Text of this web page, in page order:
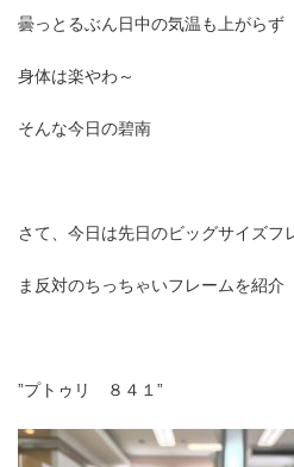
曇っとるぶん日中の気温も上がらず
身体は楽やわ～
そんな今日の碧南
さて、今日は先日のビッグサイズフ
ま反対のちっちゃいフレームを紹介
”プトゥリ ８４１”